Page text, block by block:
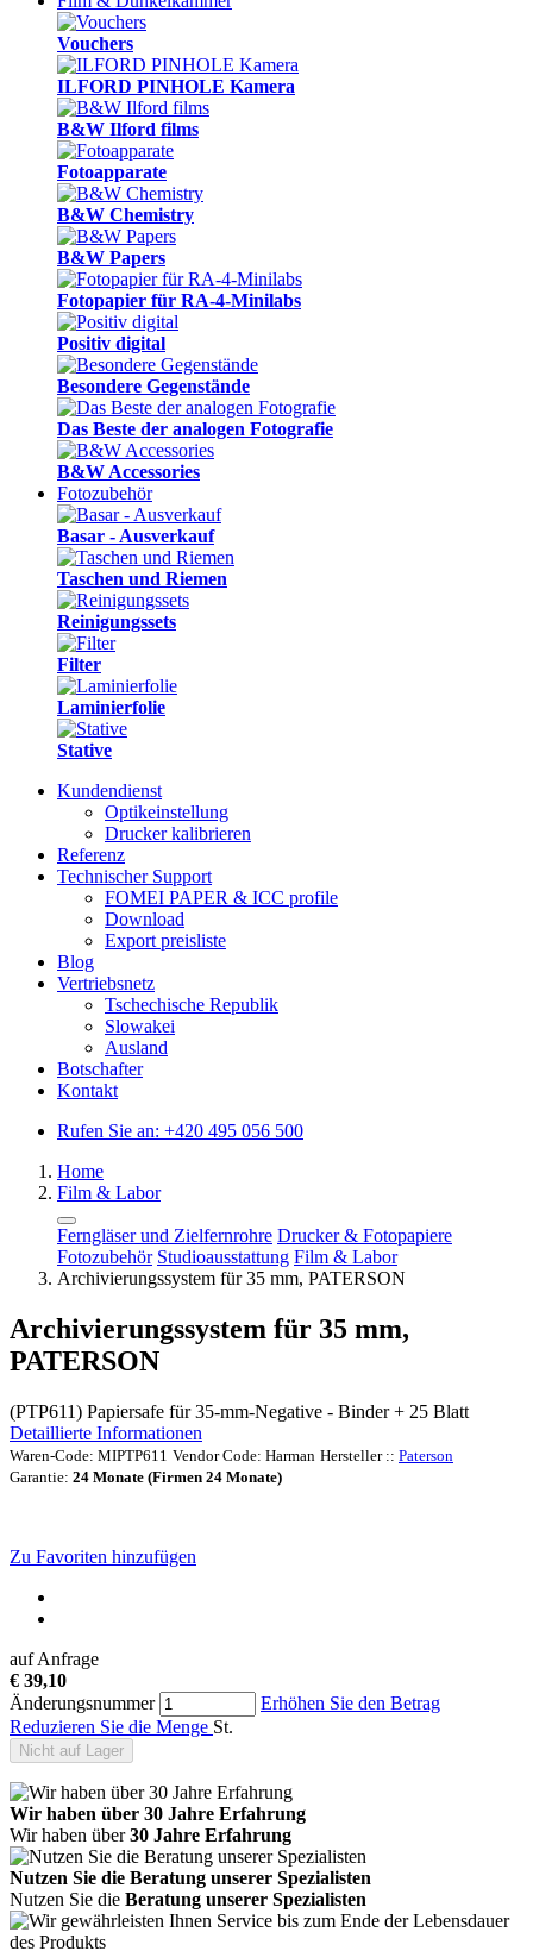
Vouchers
ILFORD PINHOLE Kamera
B&W Ilford films
Fotoapparate
B&W Chemistry
B&W Papers
Fotopapier für RA-4-Minilabs
Positiv digital
Besondere Gegenstände
Das Beste der analogen Fotografie
B&W Accessories
Fotozubehör
Basar - Ausverkauf
Taschen und Riemen
Reinigungssets
Filter
Laminierfolie
Stative
Kundendienst
Optikeinstellung
Drucker kalibrieren
Referenz
Technischer Support
FOMEI PAPER & ICC profile
Download
Export preisliste
Blog
Vertriebsnetz
Tschechische Republik
Slowakei
Ausland
Botschafter
Kontakt
Rufen Sie an: +420 495 056 500
Home
Film & Labor
Ferngläser und Zielfernrohre Drucker & Fotopapiere
Fotozubehör Studioausstattung Film & Labor
Archivierungssystem für 35 mm, PATERSON
Archivierungssystem für 35 mm,
PATERSON
(PTP611) Papiersafe für 35-mm-Negative - Binder + 25 Blatt
Detaillierte Informationen
Waren-Code: MIPTP611 Vendor Code: Harman Hersteller :: Paterson
Garantie: 24 Monate (Firmen 24 Monate)
Zu Favoriten hinzufügen
auf Anfrage
€ 39,10
Änderungsnummer
Erhöhen Sie den Betrag
Reduzieren Sie die Menge St.
Nicht auf Lager
Wir haben über 30 Jahre Erfahrung
Wir haben über30 Jahre Erfahrung
Nutzen Sie die Beratung unserer Spezialisten
Nutzen Sie die Beratung unserer Spezialisten